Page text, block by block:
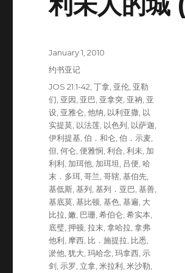
Posted
on
January 1, 2010
Categories
约书亚记
Tags
JOS 21:1-42 ,丁拿 亚伦 亚勒
们 亚因 亚巴 亚拿突 亚衲 亚
设 亚雅仑 ,他纳 以利亚撒 以
实提莫 以法莲 以色列 以萨迦
伊利提基 ,伯．和仑 ,伯．示麦
但 ,何仑 ,便雅悯 ,利合 ,利未 加
利利 加珥他 加珥坦 吕便 ,哈
末．多珥 ,哥兰 ,哥辖 ,基伯先
基低斯 ,基列 ,基列．亚巴 ,基善
基底莫 ,基比顿 ,基色 ,基遍 大
比拉 ,嫩 巴珊 ,希伯仑 ,希实本
底璧 ,押顿 ,拉末 ,拿哈拉 ,拿弗
他利 摩西 比．施提拉 比悉
淤他 ,犹大 ,玛哈念 ,玛拿西 示
剑 示罗 立拿 ,米拉利 ,米沙勒